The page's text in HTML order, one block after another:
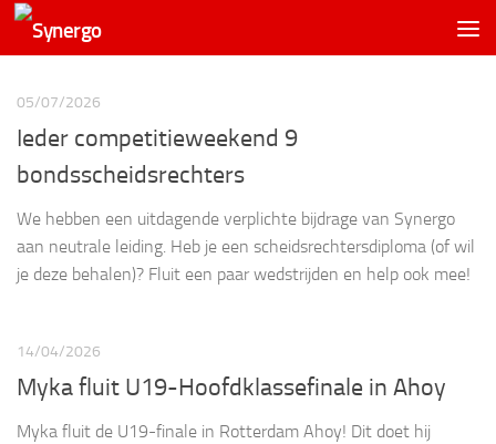
05/07/2026
Ieder competitieweekend 9
bondsscheidsrechters
We hebben een uitdagende verplichte bijdrage van Synergo
aan neutrale leiding. Heb je een scheidsrechtersdiploma (of wil
je deze behalen)? Fluit een paar wedstrijden en help ook mee!
14/04/2026
Myka fluit U19-Hoofdklassefinale in Ahoy
Myka fluit de U19-finale in Rotterdam Ahoy! Dit doet hij